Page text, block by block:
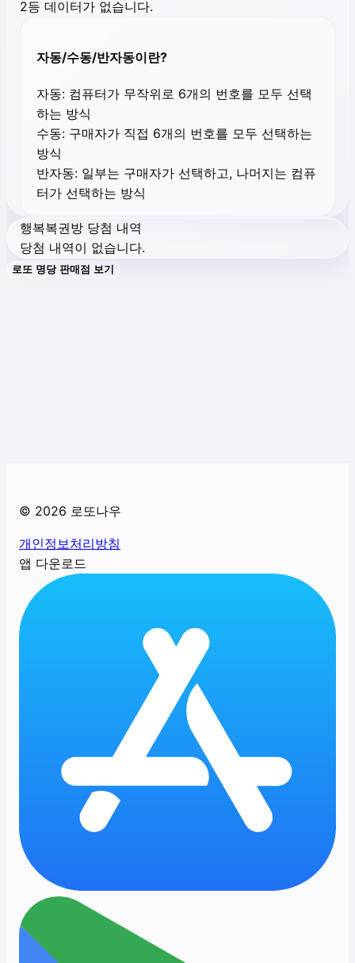
2등 데이터가 없습니다.
자동/수동/반자동이란?
자동: 컴퓨터가 무작위로 6개의 번호를 모두 선택
하는 방식
수동: 구매자가 직접 6개의 번호를 모두 선택하는
방식
반자동: 일부는 구매자가 선택하고, 나머지는 컴퓨
터가 선택하는 방식
행복복권방 당첨 내역
당첨 내역이 없습니다.
로또 명당 판매점 보기
© 2026 로또나우
개인정보처리방침
앱 다운로드